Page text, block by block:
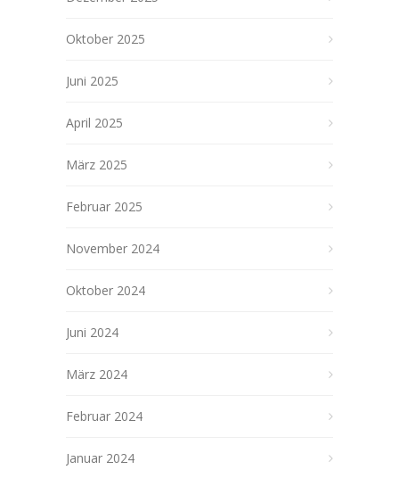
Oktober 2025
Juni 2025
April 2025
März 2025
Februar 2025
November 2024
Oktober 2024
Juni 2024
März 2024
Februar 2024
Januar 2024